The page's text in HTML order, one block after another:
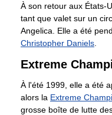
À son retour aux États-
tant que valet sur un
Angelica. Elle a été
Christopher Daniels
Extreme
À l'été 1999, elle a été
alors la Extreme
grosse boîte de lutte